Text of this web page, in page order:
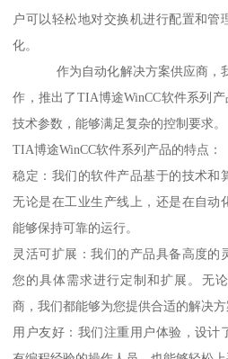
户可以轻松地对交换机进行配置和管
化。
作为自动化解决方案供应商，我
作，推出了TIA博途WinCC软件系列
技术参数，能够满足复杂的控制要求。
TIA博途WinCC软件系列产品的特点：
稳定：我们的软件产品基于的技术和
无论是在工业生产线上，还是在自动
能够保持可靠的运行。
灵活可扩展：我们的产品具备高度的
您的具体需求进行定制和扩展。无
商，我们都能够为您提供合适的解决方
用户友好：我们注重用户体验，设计